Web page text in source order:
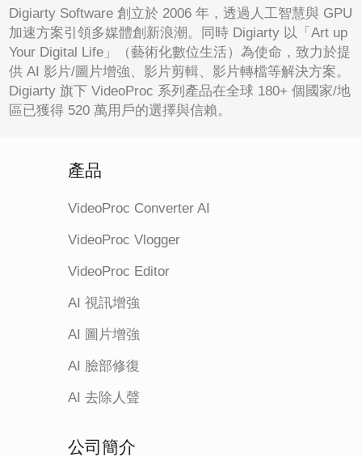
Digiarty Software 創立於 2006 年，透過人工智慧與 GPU
加速方案引領多媒體創新浪潮。同時 Digiarty 以「Art up
Your Digital Life」（藝術化數位生活）為使命，致力於提
供 AI 影片/圖片增強、影片剪輯、影片轉檔等解決方案。
Digiarty 旗下 VideoProc 系列產品在全球 180+ 個國家/地
區已獲得 520 萬用戶的選擇與信賴。
產品
VideoProc Converter AI
VideoProc Vlogger
VideoProc Editor
AI 視訊增強
AI 圖片增強
AI 臉部修復
AI 去除人聲
公司簡介